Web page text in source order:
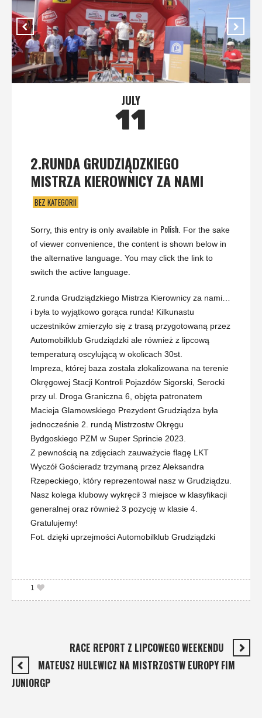
JULY
11
2.RUNDA GRUDZIĄDZKIEGO
MISTRZA KIEROWNICY ZA NAMI
BEZ KATEGORII
Sorry, this entry is only available in Polish. For the sake
of viewer convenience, the content is shown below in
the alternative language. You may click the link to
switch the active language.
2.runda Grudziądzkiego Mistrza Kierownicy za nami…
i była to wyjątkowo gorąca runda! Kilkunastu
uczestników zmierzyło się z trasą przygotowaną przez
Automobilklub Grudziądzki ale również z lipcową
temperaturą oscylującą w okolicach 30st.
Impreza, której baza została zlokalizowana na terenie
Okręgowej Stacji Kontroli Pojazdów Sigorski, Serocki
przy ul. Droga Graniczna 6, objęta patronatem
Macieja Glamowskiego Prezydent Grudziądza była
jednocześnie 2. rundą Mistrzostw Okręgu
Bydgoskiego PZM w Super Sprincie 2023.
Z pewnością na zdjęciach zauważycie flagę LKT
Wyczół Gościeradz trzymaną przez Aleksandra
Rzepeckiego, który reprezentował nasz w Grudziądzu.
Nasz kolega klubowy wykręcił 3 miejsce w klasyfikacji
generalnej oraz również 3 pozycję w klasie 4.
Gratulujemy!
Fot. dzięki uprzejmości Automobilklub Grudziądzki
1
RACE REPORT Z LIPCOWEGO WEEKENDU
MATEUSZ HULEWICZ NA MISTRZOSTW EUROPY FIM
JUNIORGP